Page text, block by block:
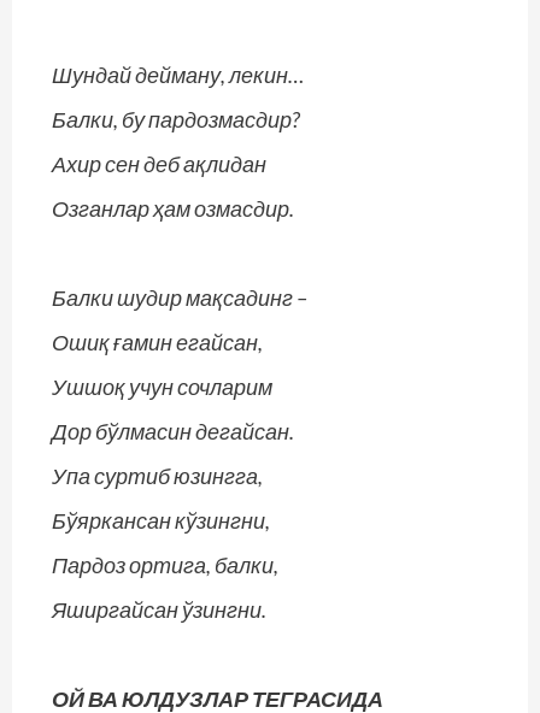
Шундай дейману, лекин…
Балки, бу пардозмасдир?
Ахир сен деб ақлидан
Озганлар ҳам озмасдир.
Балки шудир мақсадинг –
Ошиқ ғамин егайсан,
Ушшоқ учун сочларим
Дор бўлмасин дегайсан.
Упа суртиб юзингга,
Бўяркансан кўзингни,
Пардоз ортига, балки,
Яширгайсан ўзингни.
ОЙ ВА ЮЛДУЗЛАР ТЕГРАСИДА